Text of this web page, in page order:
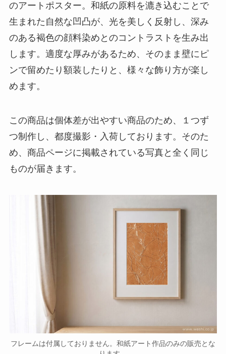
のアートポスター。和紙の原料を漉き込むことで
生まれた自然な凹凸が、光を美しく反射し、深み
のある褐色の顔料染めとのコントラストを生み出
します。適度な厚みがあるため、そのまま壁にピ
ンで留めたり額装したりと、様々な飾り方が楽し
めます。
この商品は個体差が出やすい商品のため、１つず
つ制作し、都度撮影・入荷しております。そのた
め、商品ページに掲載されている写真と全く同じ
ものが届きます。
フレームは付属しておりません。和紙アート作品のみの販売とな